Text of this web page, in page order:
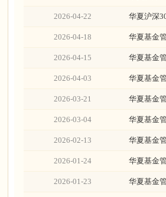
2026-04-22 华夏沪深
2026-04-18 华夏基金
2026-04-15 华夏基金
2026-04-03 华夏基金
2026-03-21 华夏基金
2026-03-04 华夏基金
2026-02-13 华夏基金
2026-01-24 华夏基金
2026-01-23 华夏基金